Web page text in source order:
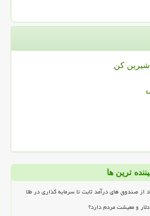
کن
ترین ها
از صندوق های درآمد ثابت تا سرمایه گذاری در طلا